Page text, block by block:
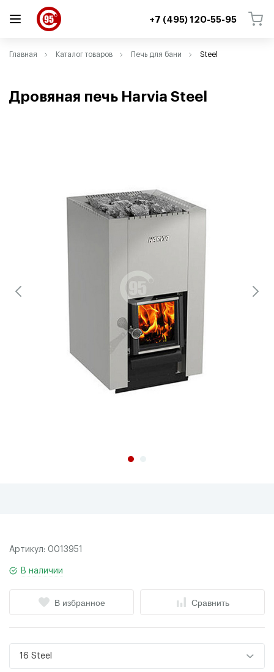
+7 (495) 120-55-95
Главная Каталог товаров Печь для бани Steel
Дровяная печь Harvia Steel
Артикул: 0013951
В наличии
В избранное Сравнить
16 Steel
ВЕРНУТЬСЯ
ВЕРНУТЬСЯ